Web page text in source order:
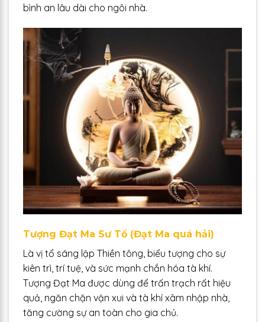
bình an lâu dài cho ngôi nhà.
Tượng Đạt Ma Sư Tổ (Đạt Ma quá hải)
Là vị tổ sáng lập Thiền tông, biểu tượng cho sự
kiên trì, trí tuệ, và sức mạnh chắn hóa tà khí.
Tượng Đạt Ma được dùng để trấn trạch rất hiệu
quả, ngăn chặn vận xui và tà khí xâm nhập nhà,
tăng cường sự an toàn cho gia chủ.​